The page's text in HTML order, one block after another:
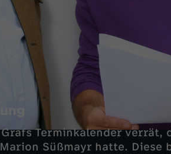
Terminkalender verrät,
Süßmayr hatte. Diese